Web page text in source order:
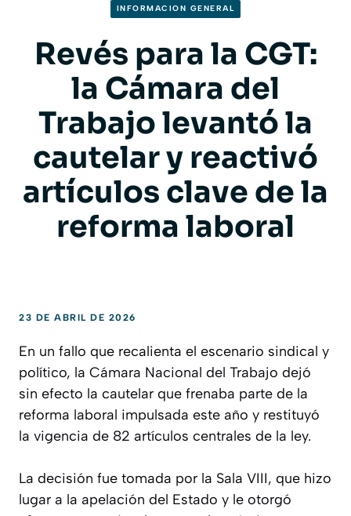
INFORMACION GENERAL
Revés para la CGT:
la Cámara del
Trabajo levantó la
cautelar y reactivó
artículos clave de la
reforma laboral
23 DE ABRIL DE 2026
En un fallo que recalienta el escenario sindical y
político, la Cámara Nacional del Trabajo dejó
sin efecto la cautelar que frenaba parte de la
reforma laboral impulsada este año y restituyó
la vigencia de 82 artículos centrales de la ley.
La decisión fue tomada por la Sala VIII, que hizo
lugar a la apelación del Estado y le otorgó